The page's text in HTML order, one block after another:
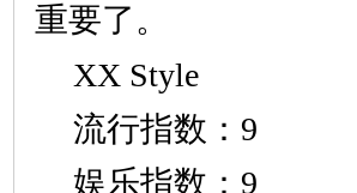
重要了。
XX Style
流行指数：9
娱乐指数：9